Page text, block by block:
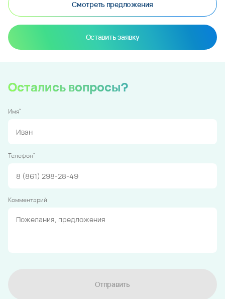
Смотреть предложения
Оставить заявку
Остались вопросы?
Имя*
Телефон*
Комментарий
Отправить